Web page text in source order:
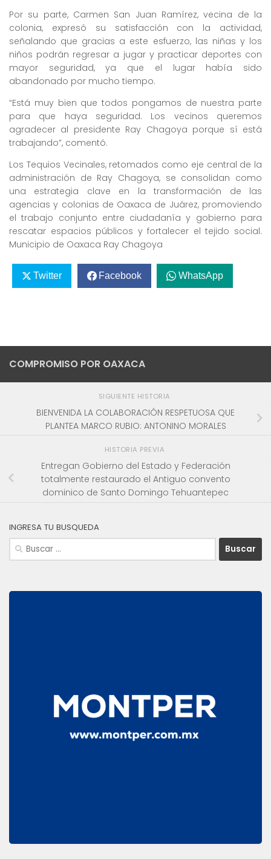
Por su parte, Carmen San Juan Ramírez, vecina de la
colonia, expresó su satisfacción con la actividad,
señalando que gracias a este esfuerzo, las niñas y los
niños podrán regresar a jugar y practicar deportes con
mayor seguridad, ya que el lugar había sido
abandonado por mucho tiempo.
“Está muy bien que todos pongamos de nuestra parte
para que haya seguridad. Los vecinos queremos
agradecer al presidente Ray Chagoya porque sí está
trabajando”, comentó.
Los Tequios Vecinales, retomados como eje central de la
administración de Ray Chagoya, se consolidan como
una estrategia clave en la transformación de las
agencias y colonias de Oaxaca de Juárez, promoviendo
el trabajo conjunto entre ciudadanía y gobierno para
rescatar espacios públicos y fortalecer el tejido social.
Municipio de Oaxaca Ray Chagoya
Twitter Facebook WhatsApp
COMPROMISO POR OAXACA
SIGUIENTE HISTORIA
BIENVENIDA LA COLABORACIÓN RESPETUOSA QUE
PLANTEA MARCO RUBIO: ANTONINO MORALES
HISTORIA PREVIA
Entregan Gobierno del Estado y Federación
totalmente restaurado el Antiguo convento
dominico de Santo Domingo Tehuantepec
INGRESA TU BUSQUEDA
Buscar: